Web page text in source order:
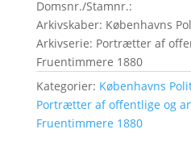
Domsnr./Stamnr.:
Arkivskaber: Københavns
Arkivserie: Portrætter af
Fruentimmere 1880
Kategorier: Københavns
Portrætter af offentlige og
Fruentimmere 1880